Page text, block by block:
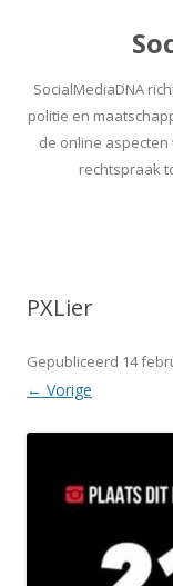
SocialMediaDNA
politie en
de online
rechtspraak
PXLier
Gepubliceerd 14
← Vorige